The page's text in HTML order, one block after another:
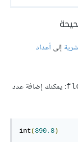
إلى أعداد
‎: يمكنك إضافة عدد
int(390.8)